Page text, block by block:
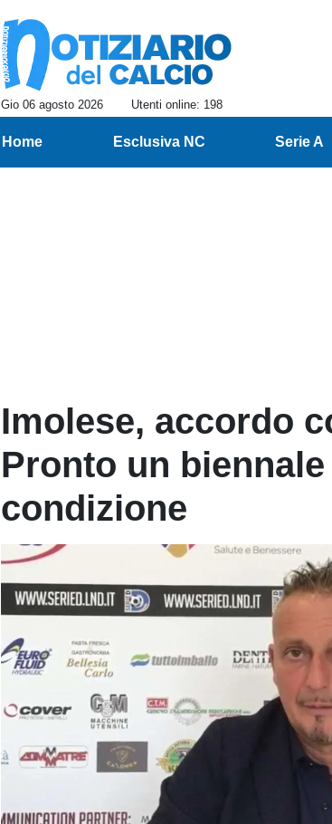
Gio 06 agosto 2026 Utenti online: 198
Home Esclusiva NC Serie A
Imolese, accordo
Pronto un
condizione